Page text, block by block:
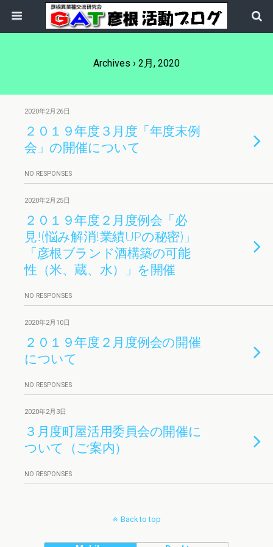
Archives › 2月, 2020
2020年2月26日
２０１９年度３月度「年度末例
会」の開催について
NO RESPONSES
2020年2月25日
２０１９年度２月度例会「必
見!(悩み解消!業績UPの秘密)」
「彦根ブランド酒構築の可能
性（米、蔵、水）」を開催
NO RESPONSES
2020年2月10日
２０１９年度２月度例会の開催
について
NO RESPONSES
2020年2月3日
３月度町屋活用委員会の開催に
ついて（ご案内）
NO RESPONSES
Back to top